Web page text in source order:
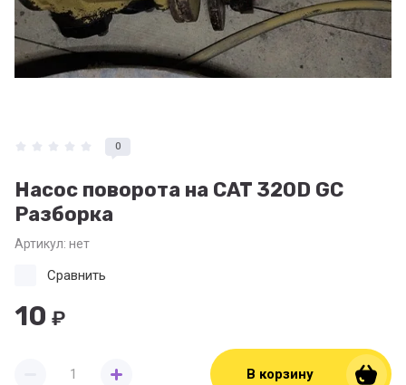
0
Насос поворота на CAT 320D GC
Разборка
Артикул: нет
10 ₽
Сравнить
В корзину